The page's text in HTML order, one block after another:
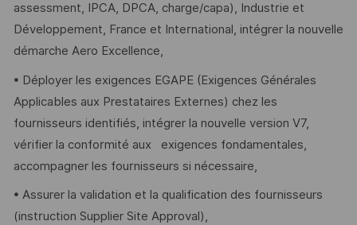
assessment, IPCA, DPCA, charge/capa), Industrie et
Développement, France et International, intégrer la nouvelle
démarche Aero Excellence,
• Déployer les exigences EGAPE (Exigences Générales
Applicables aux Prestataires Externes) chez les
fournisseurs identifiés, intégrer la nouvelle version V7,
vérifier la conformité aux exigences fondamentales,
accompagner les fournisseurs si nécessaire,
• Assurer la validation et la qualification des fournisseurs
(instruction Supplier Site Approval),